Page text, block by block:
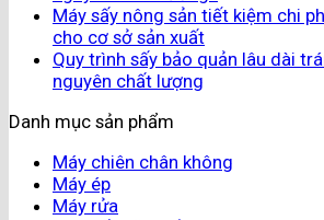
Máy sấy nông sản tiết kiệm chi
cho cơ sở sản xuất
Quy trình sấy bảo quản lâu dài
nguyên chất lượng
Danh mục sản phẩm
Máy chiên chân không
Máy ép
Máy rửa